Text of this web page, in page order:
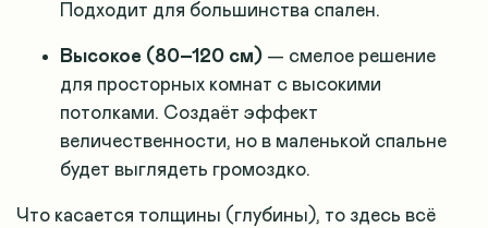
Подходит для большинства спален.
Высокое (80–120 см) — смелое решение
для просторных комнат с высокими
потолками. Создаёт эффект
величественности, но в маленькой спальне
будет выглядеть громоздко.
Что касается толщины (глубины), то здесь всё